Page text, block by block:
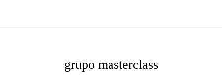
grupo masterclass